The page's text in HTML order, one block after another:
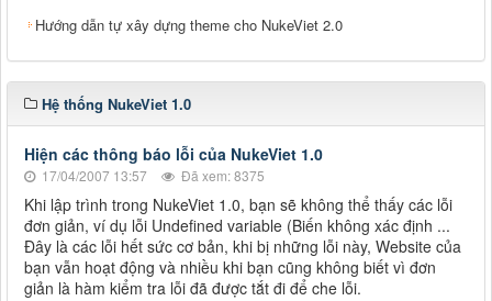
Hướng dẫn tự xây dựng theme cho NukeViet 2.0
Hệ thống NukeViet 1.0
Hiện các thông báo lỗi của NukeViet 1.0
17/04/2007 13:57 Đã xem: 8375
Khi lập trình trong NukeViet 1.0, bạn sẽ không thể thấy các lỗi
đơn giản, ví dụ lỗi Undefined variable (Biến không xác định ...
Đây là các lỗi hết sức cơ bản, khi bị những lỗi này, Website của
bạn vẫn hoạt động và nhiều khi bạn cũng không biết vì đơn
giản là hàm kiểm tra lỗi đã được tắt đi để che lỗi.